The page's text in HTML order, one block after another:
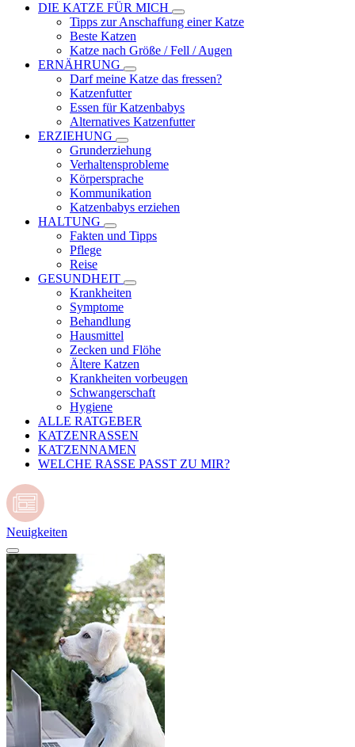
DIE KATZE FÜR MICH
Tipps zur Anschaffung einer Katze
Beste Katzen
Katze nach Größe / Fell / Augen
ERNÄHRUNG
Darf meine Katze das fressen?
Katzenfutter
Essen für Katzenbabys
Alternatives Katzenfutter
ERZIEHUNG
Grunderziehung
Verhaltensprobleme
Körpersprache
Kommunikation
Katzenbabys erziehen
HALTUNG
Fakten und Tipps
Pflege
Reise
GESUNDHEIT
Krankheiten
Symptome
Behandlung
Hausmittel
Zecken und Flöhe
Ältere Katzen
Krankheiten vorbeugen
Schwangerschaft
Hygiene
ALLE RATGEBER
KATZENRASSEN
KATZENNAMEN
WELCHE RASSE PASST ZU MIR?
Neuigkeiten